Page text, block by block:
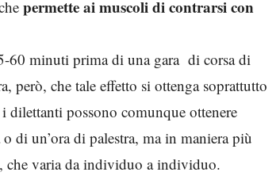
permette ai muscoli di contrarsi con
60 minuti prima di una gara di corsa di
però, che tale effetto si ottenga soprattutto
possono comunque ottenere
di un’ora di palestra, ma in maniera più
che varia da individuo a individuo.